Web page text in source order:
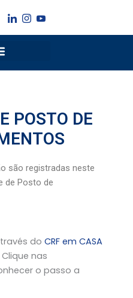
POSTO DE
são registradas neste
de Posto de
do CRF em CASA
Clique nas
o passo a